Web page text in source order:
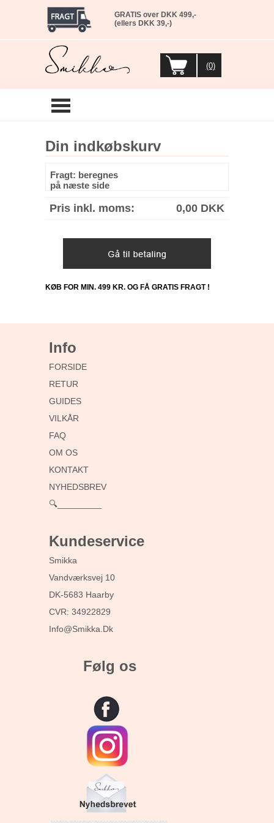
GRATIS over DKK 499,-
(ellers DKK 39,-)
(0)
Din indkøbskurv
Fragt: beregnes
på næste side
Pris inkl. moms: 0,00 DKK
KØB FOR MIN. 499 KR. OG FÅ GRATIS FRAGT !
Info
FORSIDE
RETUR
GUIDES
VILKÅR
FAQ
OM OS
KONTAKT
NYHEDSBREV
🔍_________
Kundeservice
Smikka
Vandværksvej 10
DK-5683 Haarby
CVR: 34922829
Info@smikka.dk
Følg os